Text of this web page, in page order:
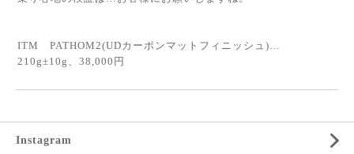
ITM PATHOM2(UDカーボンマットフィニッシュ)…
210g±10g、38,000円
Instagram